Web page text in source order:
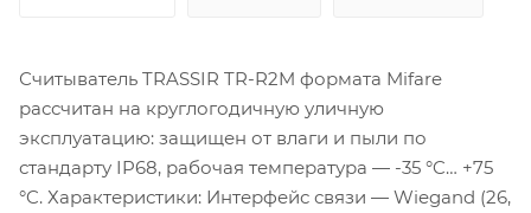
Считыватель TRASSIR TR-R2M формата Mifare
рассчитан на круглогодичную уличную
эксплуатацию: защищен от влаги и пыли по
стандарту IP68, рабочая температура — -35 °C… +75
°C. Характеристики: Интерфейс связи — Wiegand (26,